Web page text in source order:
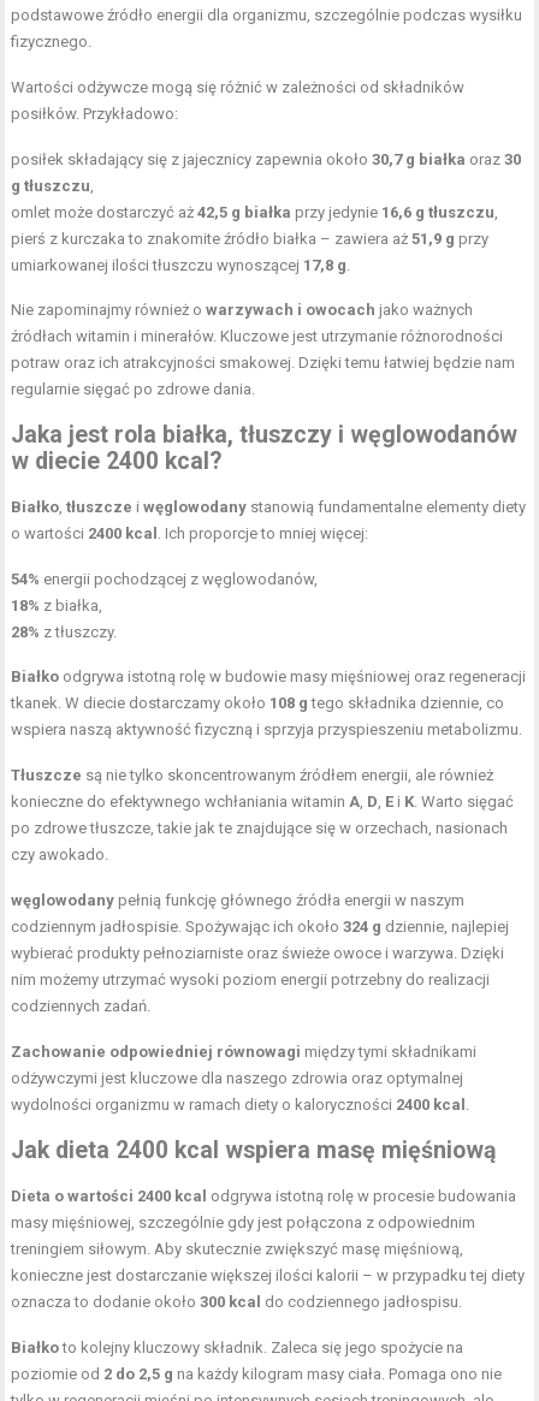
podstawowe źródło energii dla organizmu, szczególnie podczas wysiłku
fizycznego.
Wartości odżywcze mogą się różnić w zależności od składników
posiłków. Przykładowo:
posiłek składający się z jajecznicy zapewnia około30,7 g białka oraz30
g tłuszczu,
omlet może dostarczyć aż42,5 g białka przy jedynie 16,6 g tłuszczu,
pierś z kurczaka to znakomite źródło białka – zawiera aż51,9 g przy
umiarkowanej ilości tłuszczu wynoszącej 17,8 g.
Nie zapominajmy również owarzywach i owocach jako ważnych
źródłach witamin i minerałów. Kluczowe jest utrzymanie różnorodności
potraw oraz ich atrakcyjności smakowej. Dzięki temu łatwiej będzie nam
regularnie sięgać po zdrowe dania.
Jaka jest rola białka, tłuszczy i węglowodanów
w diecie 2400 kcal?
Białko,tłuszcze iwęglowodany stanowią fundamentalne elementy diety
o wartości 2400 kcal . Ich proporcje to mniej więcej:
54% energii pochodzącej z węglowodanów,
18% z białka,
28% z tłuszczy.
Białko odgrywa istotną rolę w budowie masy mięśniowej oraz regeneracji
tkanek. W diecie dostarczamy około 108 g tego składnika dziennie, co
wspiera naszą aktywność fizyczną i sprzyja przyspieszeniu metabolizmu.
Tłuszcze są nie tylko skoncentrowanym źródłem energii, ale również
konieczne do efektywnego wchłaniania witaminA, D, E i K. Warto sięgać
po zdrowe tłuszcze, takie jak te znajdujące się w orzechach, nasionach
czy awokado.
węglowodany pełnią funkcję głównego źródła energii w naszym
codziennym jadłospisie. Spożywając ich około324 g dziennie, najlepiej
wybierać produkty pełnoziarniste oraz świeże owoce i warzywa. Dzięki
nim możemy utrzymać wysoki poziom energii potrzebny do realizacji
codziennych zadań.
Zachowanie odpowiedniej równowagi między tymi składnikami
odżywczymi jest kluczowe dla naszego zdrowia oraz optymalnej
wydolności organizmu w ramach diety o kaloryczności 2400 kcal .
Jak dieta 2400 kcal wspiera masę mięśniową
Dieta o wartości 2400 kcal odgrywa istotną rolę w procesie budowania
masy mięśniowej, szczególnie gdy jest połączona z odpowiednim
treningiem siłowym. Aby skutecznie zwiększyć masę mięśniową,
konieczne jest dostarczanie większej ilości kalorii – w przypadku tej diety
oznacza to dodanie około300 kcal do codziennego jadłospisu.
Białkoto kolejny kluczowy składnik. Zaleca się jego spożycie na
poziomie od 2 do 2,5 g na każdy kilogram masy ciała. Pomaga ono nie